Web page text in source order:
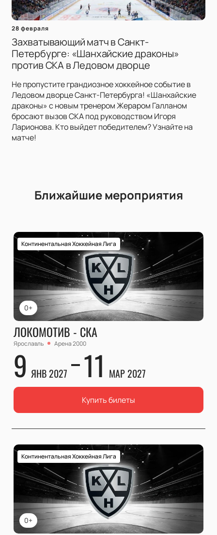
28 февраля
Захватывающий матч в Санкт-
Петербурге: «Шанхайские драконы»
против СКА в Ледовом дворце
Не пропустите грандиозное хоккейное событие в
Ледовом дворце Санкт-Петербурга! «Шанхайские
драконы» с новым тренером Жераром Галланом
бросают вызов СКА под руководством Игоря
Ларионова. Кто выйдет победителем? Узнайте на
матче!
Ближайшие мероприятия
0+
Континентальная Хоккейная Лига
ЛОКОМОТИВ - СКА
Ярославль Арена 2000
9 ЯНВ 2027 11 МАР 2027
Купить билеты
0+
Континентальная Хоккейная Лига